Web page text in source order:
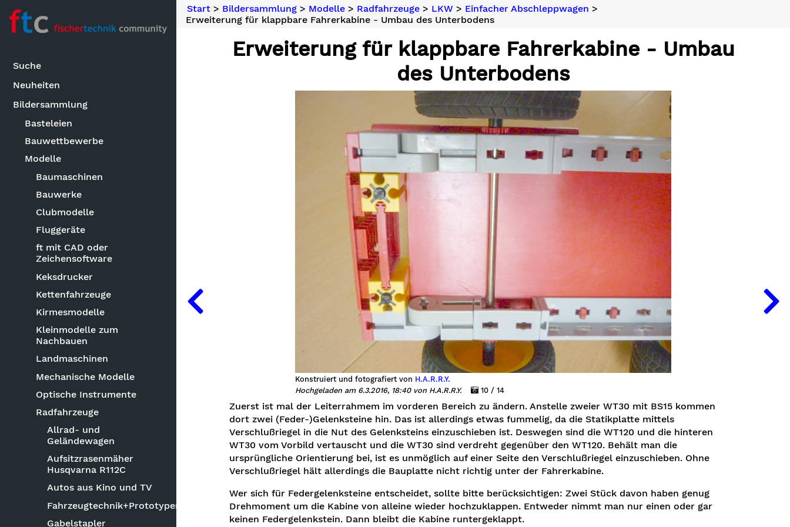
Suche
Neuheiten
Bildersammlung
Basteleien
Bauwettbewerbe
Modelle
Baumaschinen
Bauwerke
Clubmodelle
Fluggeräte
ft mit CAD oder
Zeichensoftware
Keksdrucker
Kettenfahrzeuge
Kirmesmodelle
Kleinmodelle zum
Nachbauen
Landmaschinen
Mechanische Modelle
Optische Instrumente
Radfahrzeuge
Allrad- und
Geländewagen
Aufsitzrasenmäher
Husqvarna R112C
Autos aus Kino und TV
Fahrzeugtechnik+Prototypen
Gabelstapler
Start> Bildersammlung> Modelle> Radfahrzeuge> LKW > Einfacher Abschleppwagen >
Erweiterung für klappbare Fahrerkabine - Umbau des Unterbodens
Erweiterung für klappbare Fahrerkabine - Umbau
des Unterbodens
Konstruiert und fotografiert von H.A.R.R.Y.
Hochgeladen am 6.3.2016, 18:40 von H.A.R.R.Y.
10 / 14
Zuerst ist mal der Leiterrahmem im vorderen Bereich zu ändern. Anstelle zweier WT30 mit BS15 kommen
dort zwei (Feder-)Gelenksteine hin. Das ist allerdings etwas fummelig, da die Statikplatte mittels
Verschlußriegel in die Nut des Gelenksteins einzuschieben ist. Deswegen sind die WT120 und die hinteren
WT30 vom Vorbild vertauscht und die WT30 sind verdreht gegenüber den WT120. Behält man die
ursprüngliche Orientierung bei, ist es unmöglich auf einer Seite den Verschlußriegel einzuschieben. Ohne
Verschlußriegel hält allerdings die Bauplatte nicht richtig unter der Fahrerkabine.
Wer sich für Federgelenksteine entscheidet, sollte bitte berücksichtigen: Zwei Stück davon haben genug
Drehmoment um die Kabine von alleine wieder hochzuklappen. Entweder nimmt man nur einen oder gar
keinen Federgelenkstein. Dann bleibt die Kabine runtergeklappt.